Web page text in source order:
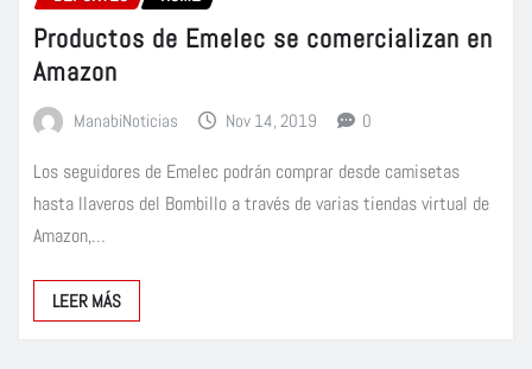
Productos de Emelec se comercializan en
Amazon
ManabiNoticias Nov 14, 2019 0
Los seguidores de Emelec podrán comprar desde camisetas
hasta llaveros del Bombillo a través de varias tiendas virtual de
Amazon,…
LEER MÁS